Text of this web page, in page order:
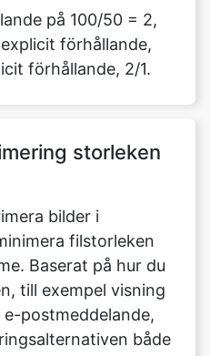
storleken
bilder i
filstorleken
Baserat på hur du
till exempel visning
postmeddelande,
både